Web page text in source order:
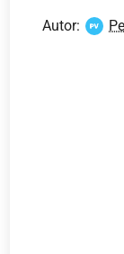
Autor: